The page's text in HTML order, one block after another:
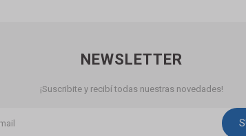
NEWSLETTER
¡Suscribite y recibí todas nuestras novedades!